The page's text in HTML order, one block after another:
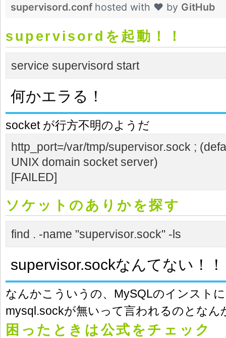
supervisord.conf hosted with ❤ by GitHub
supervisordを起動！！
service supervisord start
何かエラる！
socket が行方不明のようだ
http_port=/var/tmp/supervisor.sock ;
UNIX domain socket server)
[FAILED]
ソケットのありかを探す
find . -name "supervisor.sock" -ls
supervisor.sockなんてない！
なんかこういうの、MySQLのインスト
mysql.sockが無いって言われるのとなん
困ったときは公式をチェック